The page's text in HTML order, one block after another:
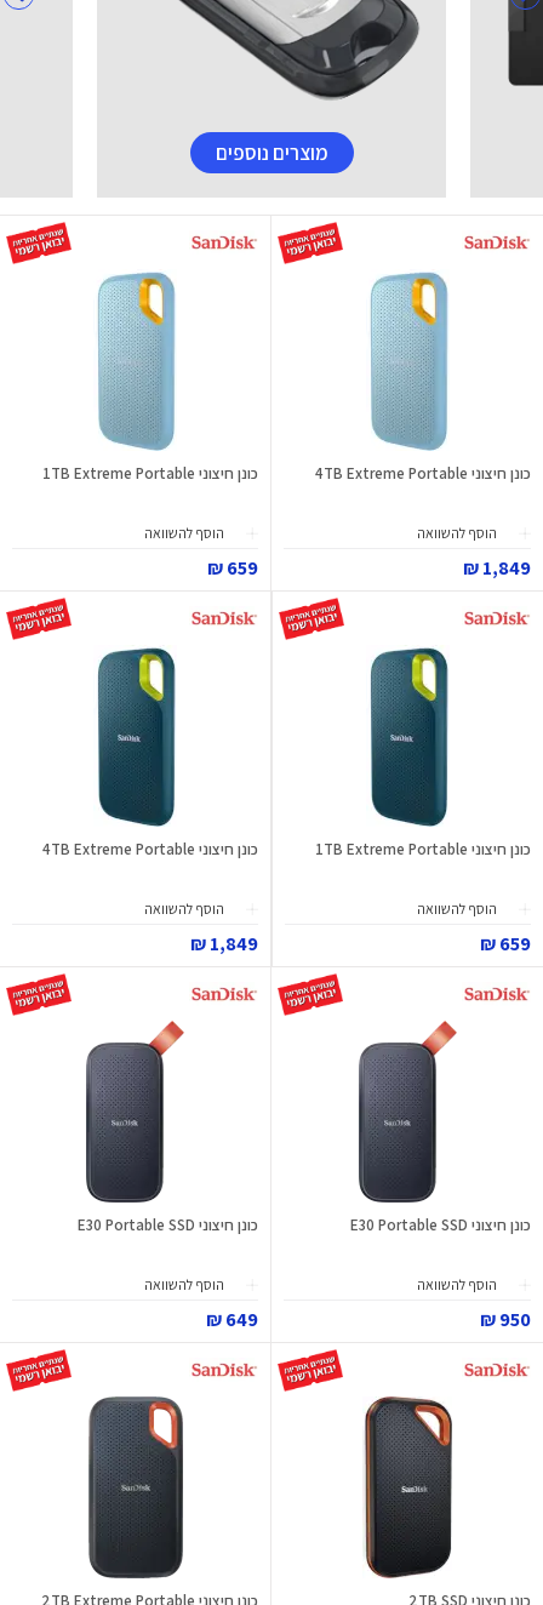
מוצרים נוספים
כונן חיצוני 4TB Extreme Portable
הוסף להשוואה
1,849 ₪
כונן חיצוני 1TB Extreme Portable
הוסף להשוואה
659 ₪
כונן חיצוני 1TB Extreme Portable
הוסף להשוואה
659 ₪
כונן חיצוני 4TB Extreme Portable
הוסף להשוואה
1,849 ₪
כונן חיצוני E30 Portable SSD
הוסף להשוואה
950 ₪
כונן חיצוני E30 Portable SSD
הוסף להשוואה
649 ₪